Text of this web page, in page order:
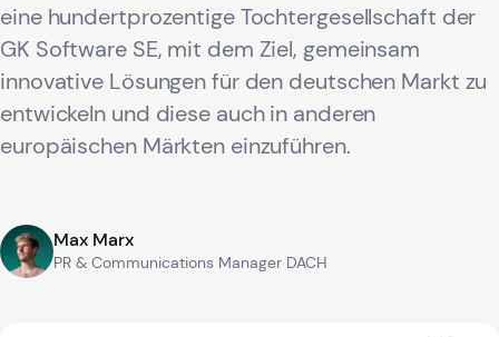
eine hundertprozentige Tochtergesellschaft der
GK Software SE, mit dem Ziel, gemeinsam
innovative Lösungen für den deutschen Markt zu
entwickeln und diese auch in anderen
europäischen Märkten einzuführen.
Max Marx
PR & Communications Manager DACH